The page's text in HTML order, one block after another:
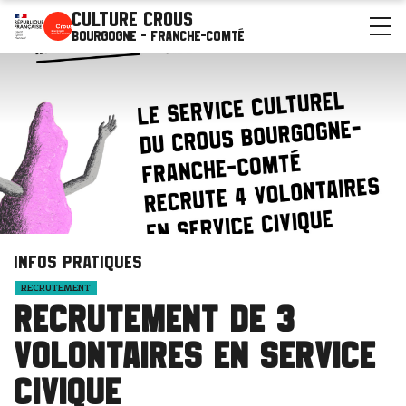
Culture Crous
Bourgogne - Franche-Comté
Infos pratiques
RECRUTEMENT
Recrutement de 3
volontaires en Service
civique